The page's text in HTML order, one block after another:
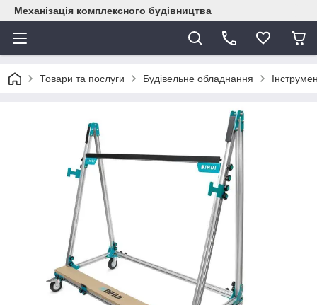
Механізація комплексного будівництва
Товари та послуги Будівельне обладнання